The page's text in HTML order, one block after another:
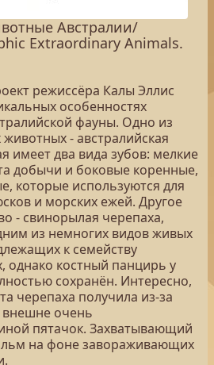
Австралии/
Extraordinary Animals.
режиссёра Калы Эллис
особенностях
фауны. Одно из
- австралийская
имеет два вида зубов: мелкие
добычи и боковые коренные,
которые используются для
и морских ежей. Другое
- свинорылая черепаха,
из немногих видов живых
к семейству
однако костный панцирь у
сохранён. Интересно,
черепаха получила из-за
внешне очень
пятачок. Захватывающий
на фоне завораживающих